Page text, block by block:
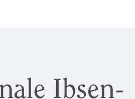
Ibsen-